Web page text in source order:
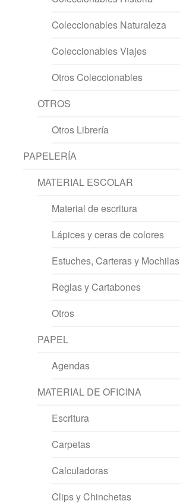
Coleccionables Naturaleza
Coleccionables Viajes
Otros Coleccionables
OTROS
Otros Librería
PAPELERÍA
MATERIAL ESCOLAR
Material de escritura
Lápices y ceras de colores
Estuches, Carteras y Mochilas
Reglas y Cartabones
Otros
PAPEL
Agendas
MATERIAL DE OFICINA
Escritura
Carpetas
Calculadoras
Clips y Chinchetas